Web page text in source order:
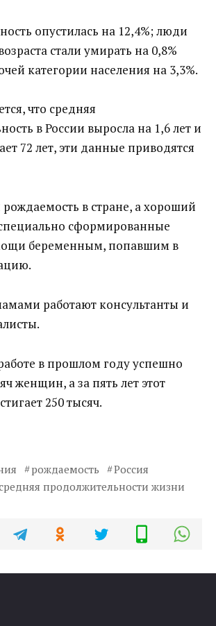
опустилась на 12,4%; люди
стали умирать на 0,8%
категории населения на 3,3%.
что средняя
в России выросла на 1,6 лет и
72 лет, эти данные приводятся
рождаемость в стране, а хороший
сформированные
беременным, попавшим в
работают консультанты и
в прошлом году успешно
женщин, а за пять лет этот
250 тысяч.
рождаемость
Россия
продолжительности жизни